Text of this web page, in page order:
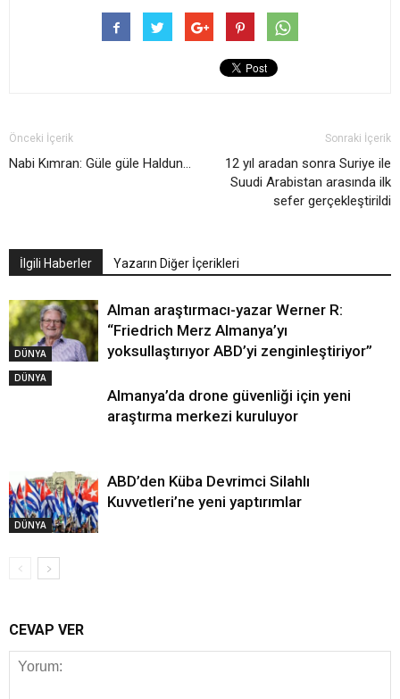
Önceki İçerik
Nabi Kımran: Güle güle Haldun…
Sonraki İçerik
12 yıl aradan sonra Suriye ile
Suudi Arabistan arasında ilk
sefer gerçekleştirildi
İlgili Haberler Yazarın Diğer İçerikleri
DÜNYA
Alman araştırmacı-yazar Werner R:
“Friedrich Merz Almanya’yı
yoksullaştırıyor ABD’yi zenginleştiriyor”
DÜNYA
Almanya’da drone güvenliği için yeni
araştırma merkezi kuruluyor
DÜNYA
ABD’den Küba Devrimci Silahlı
Kuvvetleri’ne yeni yaptırımlar
CEVAP VER